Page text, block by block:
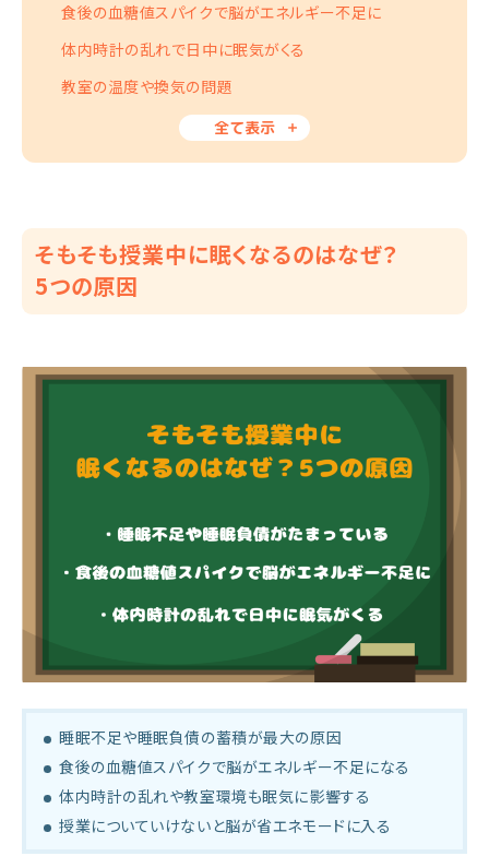
食後の血糖値スパイクで脳がエネルギー不足に
体内時計の乱れで日中に眠気がくる
教室の温度や換気の問題
全て表示
そもそも授業中に眠くなるのはなぜ？
5つの原因
睡眠不足や睡眠負債の蓄積が最大の原因
食後の血糖値スパイクで脳がエネルギー不足になる
体内時計の乱れや教室環境も眠気に影響する
授業についていけないと脳が省エネモードに入る